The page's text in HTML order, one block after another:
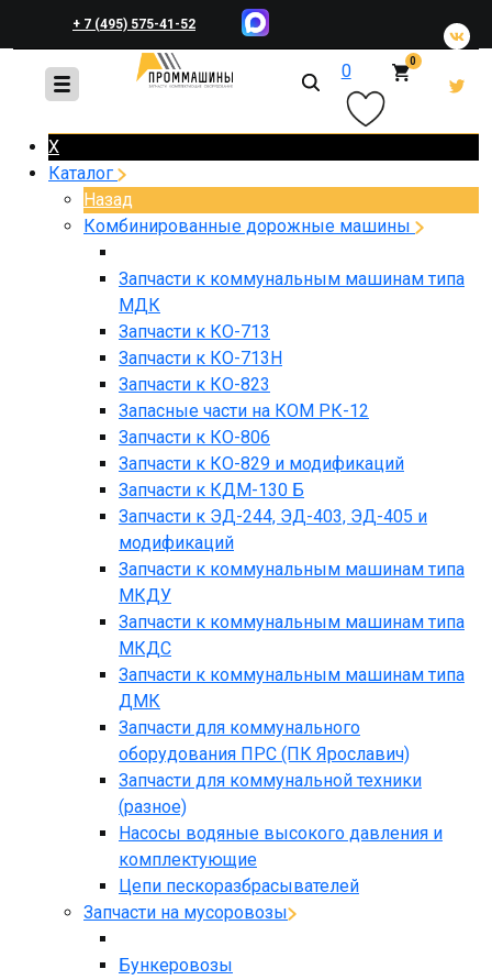
+ 7 (495) 575-41-52
+ 7 (495) 648-45-83 0 0
X
Каталог
Назад
Комбинированные дорожные машины
Запчасти к коммунальным машинам типа
МДК
Запчасти к КО-713
Запчасти к КО-713Н
Запчасти к КО-823
Запасные части на КОМ РК-12
Запчасти к КО-806
Запчасти к КО-829 и модификаций
Запчасти к КДМ-130 Б
Запчасти к ЭД-244, ЭД-403, ЭД-405 и
модификаций
Запчасти к коммунальным машинам типа
МКДУ
Запчасти к коммунальным машинам типа
МКДС
Запчасти к коммунальным машинам типа
ДМК
Запчасти для коммунального
оборудования ПРС (ПК Ярославич)
Запчасти для коммунальной техники
(разное)
Насосы водяные высокого давления и
комплектующие
Цепи пескоразбрасывателей
Запчасти на мусоровозы
Бункеровозы